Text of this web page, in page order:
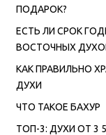
ПОДАРОК?
ЕСТЬ ЛИ СРОК
ВОСТОЧНЫХ
КАК ПРАВИЛЬНО
ДУХИ
ЧТО ТАКОЕ БАХУР
ТОП-3: ДУХИ ОТ 3